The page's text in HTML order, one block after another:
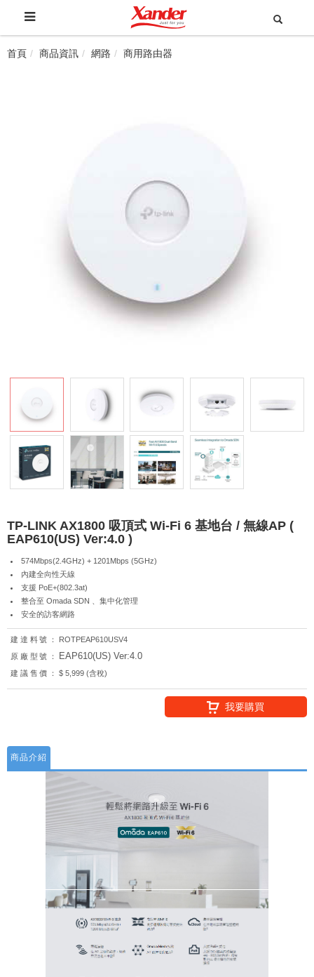
首頁 商品資訊 網路 商用路由器
TP-LINK AX1800 吸頂式 Wi-Fi 6 基地台 / 無線AP (
EAP610(US) Ver:4.0 )
574Mbps(2.4GHz) + 1201Mbps (5GHz)
內建全向性天線
支援 PoE+(802.3at)
整合至 Omada SDN 、集中化管理
安全的訪客網路
建達料號：
ROTPEAP610USV4
原廠型號：
EAP610(US) Ver:4.0
建議售價： $ 5,999 (含稅)
我要購買
商品介紹